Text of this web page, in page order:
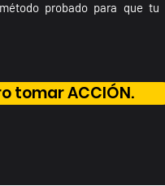
probado para que tu
tomar ACCIÓN.